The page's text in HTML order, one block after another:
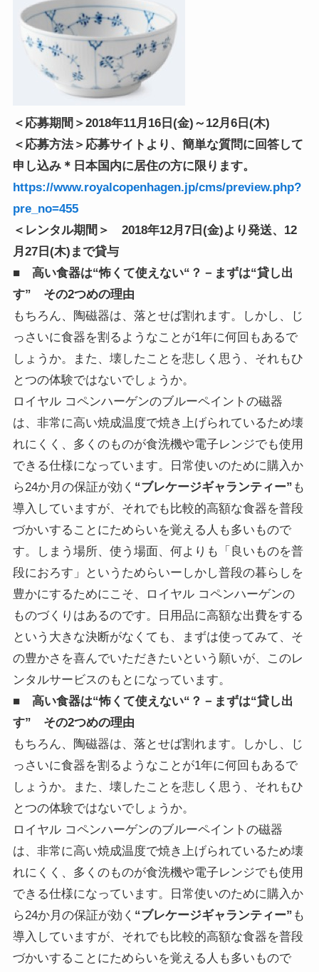
＜応募期間＞2018年11月16日(金)～12月6日(木)
＜応募方法＞応募サイトより、簡単な質問に回答して
申し込み＊日本国内に居住の方に限ります。
https://www.royalcopenhagen.jp/cms/preview.php?
pre_no=455
＜レンタル期間＞ 2018年12月7日(金)より発送、12
月27日(木)まで貸与
■ 高い食器は“怖くて使えない“？－まずは“貸し出
す” その2つめの理由
もちろん、陶磁器は、落とせば割れます。しかし、じ
っさいに食器を割るようなことが1年に何回もあるで
しょうか。また、壊したことを悲しく思う、それもひ
とつの体験ではないでしょうか。
ロイヤル コペンハーゲンのブルーペイントの磁器
は、非常に高い焼成温度で焼き上げられているため壊
れにくく、多くのものが食洗機や電子レンジでも使用
できる仕様になっています。日常使いのために購入か
ら24か月の保証が効く “ブレケージギャランティー” も
導入していますが、それでも比較的高額な食器を普段
づかいすることにためらいを覚える人も多いもので
す。しまう場所、使う場面、何よりも「良いものを普
段におろす」というためらいーしかし普段の暮らしを
豊かにするためにこそ、ロイヤル コペンハーゲンの
ものづくりはあるのです。日用品に高額な出費をする
という大きな決断がなくても、まずは使ってみて、そ
の豊かさを喜んでいただきたいという願いが、このレ
ンタルサービスのもとになっています。
■ 高い食器は“怖くて使えない“？－まずは“貸し出
す” その2つめの理由
もちろん、陶磁器は、落とせば割れます。しかし、じ
っさいに食器を割るようなことが1年に何回もあるで
しょうか。また、壊したことを悲しく思う、それもひ
とつの体験ではないでしょうか。
ロイヤル コペンハーゲンのブルーペイントの磁器
は、非常に高い焼成温度で焼き上げられているため壊
れにくく、多くのものが食洗機や電子レンジでも使用
できる仕様になっています。日常使いのために購入か
ら24か月の保証が効く “ブレケージギャランティー” も
導入していますが、それでも比較的高額な食器を普段
づかいすることにためらいを覚える人も多いもので